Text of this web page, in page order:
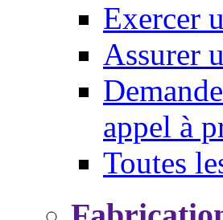
Exercer
Assurer
appel à
Toutes